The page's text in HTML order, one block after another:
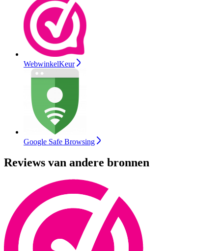
WebwinkelKeur
Google Safe Browsing
Reviews van andere bronnen